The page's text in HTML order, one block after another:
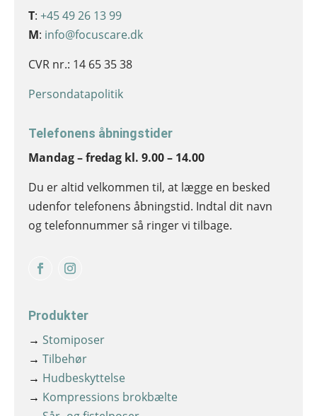
T:+45 49 26 13 99
M: info@focuscare.dk
CVR nr.: 14 65 35 38
Persondatapolitik
Telefonens åbningstider
Mandag – fredag kl. 9.00 – 14.00
Du er altid velkommen til, at lægge en besked
udenfor telefonens åbningstid. Indtal dit navn
og telefonnummer så ringer vi tilbage.
Produkter
→ Stomiposer
→ Tilbehør
→ Hudbeskyttelse
→ Kompressions brokbælte